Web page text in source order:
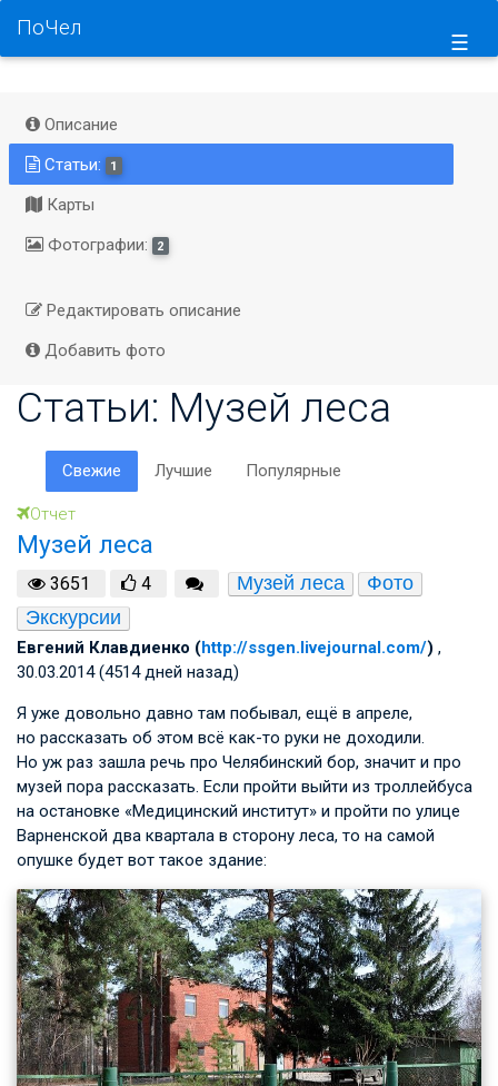
☰
ПоЧел
Описание
Статьи:
1
Карты
Фотографии:
2
Редактировать описание
Добавить фото
Статьи: Музей леса​
Свежие Лучшие Популярные
Отчет
Музей леса
3651 4 Музей леса​
Фото
Экскурсии
Евгений Клавдиенко (http://ssgen.livejournal.com/) ,
30.03.2014 (4514 дней назад)
Я уже довольно давно там побывал, ещё в апреле,
но рассказать об этом всё как-то руки не доходили.
Но уж раз зашла речь про Челябинский бор, значит и про
музей пора рассказать. Если пройти выйти из троллейбуса
на остановке «Медицинский институт» и пройти по улице
Варненской два квартала в сторону леса, то на самой
опушке будет вот такое здание: